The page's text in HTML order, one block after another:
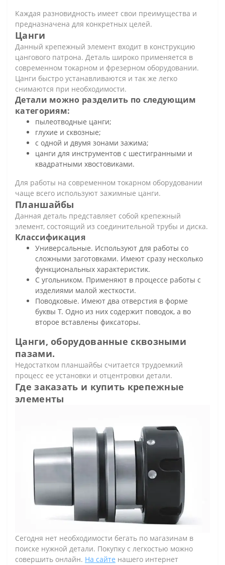
Каждая разновидность имеет свои преимущества и
предназначена для конкретных целей.
Цанги
Данный крепежный элемент входит в конструкцию
цангового патрона. Деталь широко применяется в
современном токарном и фрезерном оборудовании.
Цанги быстро устанавливаются и так же легко
снимаются при необходимости.
Детали можно разделить по следующим
категориям:
пылеотводные цанги;
глухие и сквозные;
с одной и двумя зонами зажима;
цанги для инструментов с шестигранными и
квадратными хвостовиками.
Для работы на современном токарном оборудовании
чаще всего используют зажимные цанги.
Планшайбы
Данная деталь представляет собой крепежный
элемент, состоящий из соединительной трубы и диска.
Классификация
Универсальные. Используют для работы со
сложными заготовками. Имеют сразу несколько
функциональных характеристик.
С угольником. Применяют в процессе работы с
изделиями малой жесткости.
Поводковые. Имеют два отверстия в форме
буквы Т. Одно из них содержит поводок, а во
второе вставлены фиксаторы.
Цанги, оборудованные сквозными
пазами.
Недостатком планшайбы считается трудоемкий
процесс ее установки и отцентровки детали.
Где заказать и купить крепежные
элементы
Сегодня нет необходимости бегать по магазинам в
поиске нужной детали. Покупку с легкостью можно
совершить онлайн. На сайте нашего интернет